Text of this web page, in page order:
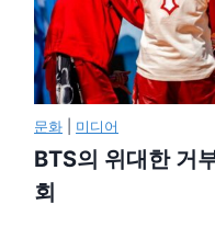
문화 미디어
BTS의 위대한 거
회